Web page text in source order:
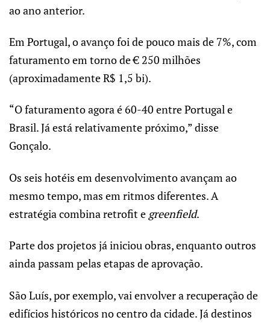
ao ano anterior.
Em Portugal, o avanço foi de pouco mais de 7%, com
faturamento em torno de € 250 milhões
(aproximadamente R$ 1,5 bi).
“O faturamento agora é 60-40 entre Portugal e
Brasil. Já está relativamente próximo,” disse
Gonçalo.
Os seis hotéis em desenvolvimento avançam ao
mesmo tempo, mas em ritmos diferentes. A
estratégia combina retrofit e greenfield.
Parte dos projetos já iniciou obras, enquanto outros
ainda passam pelas etapas de aprovação.
São Luís, por exemplo, vai envolver a recuperação de
edifícios históricos no centro da cidade. Já destinos